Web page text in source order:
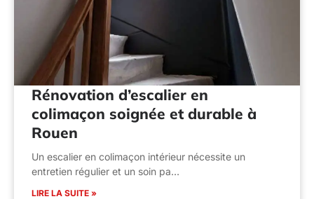
Rénovation d’escalier en
colimaçon soignée et durable à
Rouen
Un escalier en colimaçon intérieur nécessite un
entretien régulier et un soin pa…
LIRE LA SUITE »